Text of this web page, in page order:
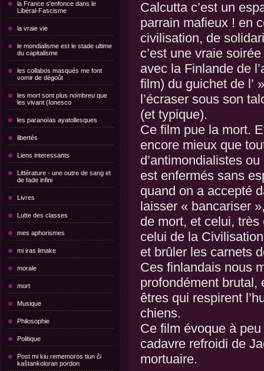
la France s'enfonce dans le
Libéral-Fascisme
la vraie vie
le mondialisme est le stade ultime
du capitalisme
les collabos masqués me font
vomir de dégoût
les mort sont plus nombreu que
les vivant (Ionesco
les paranoïas ayatollesques
libertés
Liens interessants
Littérature - une outre de sang et
de fade infini
Livres
Lutte des classes
mes aphorismes
mi iras limake
morale
mort
Musique
Philosophie
Politique
Post mi kiu rememoros tiun ĉi
kaŝtankoloran pordon
Calcutta c’est un
parrain mafieux ! en
civilisation, de
c’est une vraie
avec la Finlande de
film) du guichet de l’
l’écraser sous son
(et typique).
Ce film pue la mort.
encore mieux que
d’antimondialistes
est enfermés sans
quand on a accepté
laisser « bancariser
de mort, et celui, très
celui de la
et brûler les carnets
Ces finlandais nous
profondément brutal,
êtres qui respirent
chiens.
Ce film évoque à
cadavre refroidi de
mortuaire.